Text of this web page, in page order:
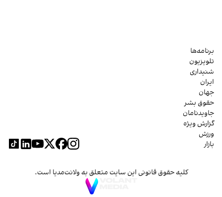
برنامه‌ها
تلویزیون
شنیداری
ایران
جهان
حقوق بشر
جاویدنامان
گزارش ویژه
ورزش
بازار
کلیه حقوق قانونی این سایت متعلق به ولانت‌مدیا است.